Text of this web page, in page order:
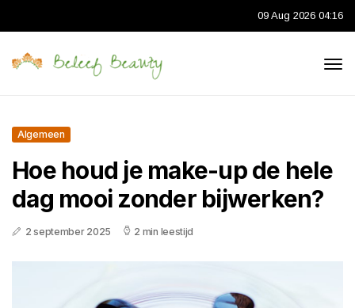
09 Aug 2026 04:16
Algemeen
Hoe houd je make-up de hele
dag mooi zonder bijwerken?
2 september 2025 2 min leestijd